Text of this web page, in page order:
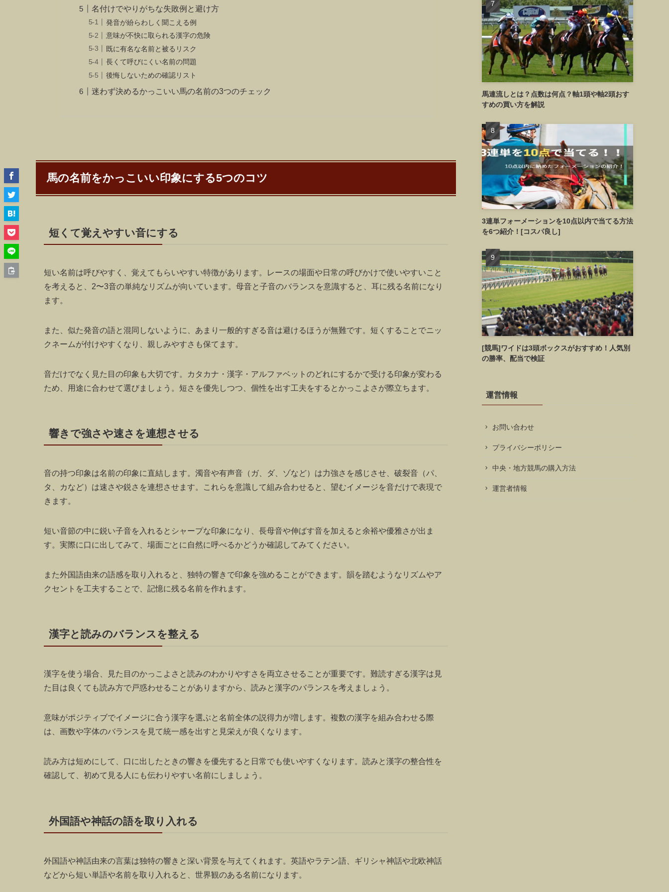
名付けでやりがちな失敗例と避け方
発音が紛らわしく聞こえる例
意味が不快に取られる漢字の危険
既に有名な名前と被るリスク
長くて呼びにくい名前の問題
後悔しないための確認リスト
迷わず決めるかっこいい馬の名前の3つのチェック
馬の名前をかっこいい印象にする5つのコツ
短くて覚えやすい音にする
短い名前は呼びやすく、覚えてもらいやすい特徴があります。レースの場面や日常の呼びかけで使いやすいこと
を考えると、2〜3音の単純なリズムが向いています。母音と子音のバランスを意識すると、耳に残る名前になり
ます。
また、似た発音の語と混同しないように、あまり一般的すぎる音は避けるほうが無難です。短くすることでニッ
クネームが付けやすくなり、親しみやすさも保てます。
音だけでなく見た目の印象も大切です。カタカナ・漢字・アルファベットのどれにするかで受ける印象が変わる
ため、用途に合わせて選びましょう。短さを優先しつつ、個性を出す工夫をするとかっこよさが際立ちます。
響きで強さや速さを連想させる
音の持つ印象は名前の印象に直結します。濁音や有声音（ガ、ダ、ゾなど）は力強さを感じさせ、破裂音（パ、
タ、カなど）は速さや鋭さを連想させます。これらを意識して組み合わせると、望むイメージを音だけで表現で
きます。
短い音節の中に鋭い子音を入れるとシャープな印象になり、長母音や伸ばす音を加えると余裕や優雅さが出ま
す。実際に口に出してみて、場面ごとに自然に呼べるかどうか確認してみてください。
また外国語由来の語感を取り入れると、独特の響きで印象を強めることができます。韻を踏むようなリズムやア
クセントを工夫することで、記憶に残る名前を作れます。
漢字と読みのバランスを整える
漢字を使う場合、見た目のかっこよさと読みのわかりやすさを両立させることが重要です。難読すぎる漢字は見
た目は良くても読み方で戸惑わせることがありますから、読みと漢字のバランスを考えましょう。
意味がポジティブでイメージに合う漢字を選ぶと名前全体の説得力が増します。複数の漢字を組み合わせる際
は、画数や字体のバランスを見て統一感を出すと見栄えが良くなります。
読み方は短めにして、口に出したときの響きを優先すると日常でも使いやすくなります。読みと漢字の整合性を
確認して、初めて見る人にも伝わりやすい名前にしましょう。
外国語や神話の語を取り入れる
外国語や神話由来の言葉は独特の響きと深い背景を与えてくれます。英語やラテン語、ギリシャ神話や北欧神話
などから短い単語や名前を取り入れると、世界観のある名前になります。
馬連流しとは？点数は何点？軸1頭や軸2頭おす
すめの買い方を解説
3連単フォーメーションを10点以内で当てる方法
を6つ紹介！[コスパ良し]
[競馬]ワイドは3頭ボックスがおすすめ！人気別
の勝率、配当で検証
運営情報
お問い合わせ
プライバシーポリシー
中央・地方競馬の購入方法
運営者情報